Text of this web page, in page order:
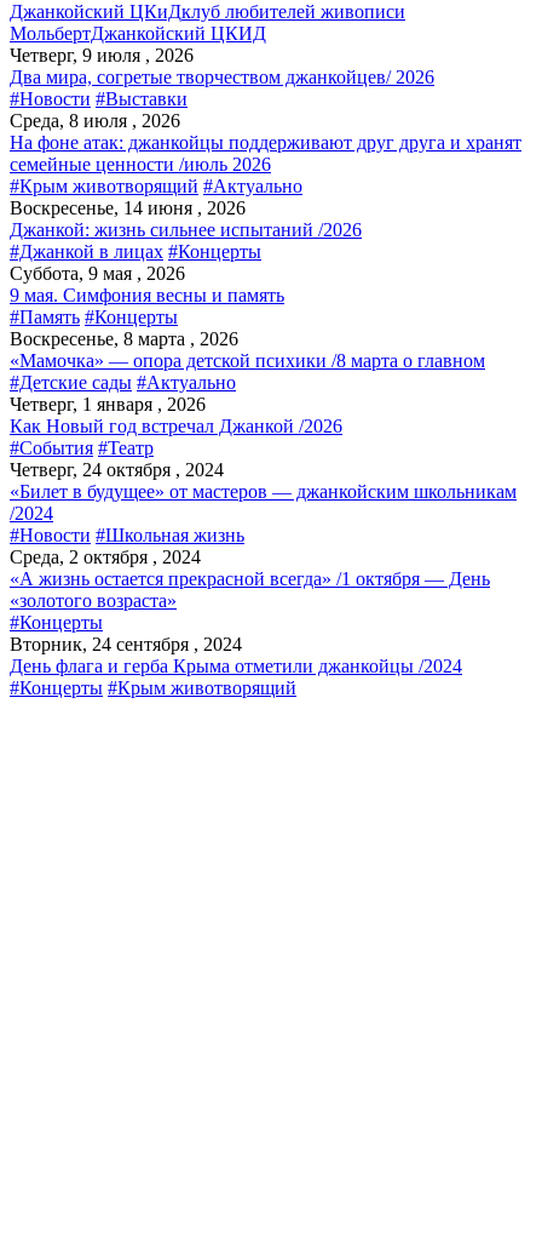
Джанкойский ЦКиДклуб любителей живописи
МольбертДжанкойский ЦКИД
Четверг, 9 июля , 2026
Два мира, согретые творчеством джанкойцев/ 2026
#Новости #Выставки
Среда, 8 июля , 2026
На фоне атак: джанкойцы поддерживают друг друга и хранят
семейные ценности /июль 2026
#Крым животворящий #Актуально
Воскресенье, 14 июня , 2026
Джанкой: жизнь сильнее испытаний /2026
#Джанкой в лицах #Концерты
Суббота, 9 мая , 2026
9 мая. Симфония весны и память
#Память #Концерты
Воскресенье, 8 марта , 2026
«Мамочка» — опора детской психики /8 марта о главном
#Детские сады #Актуально
Четверг, 1 января , 2026
Как Новый год встречал Джанкой /2026
#События #Театр
Четверг, 24 октября , 2024
«Билет в будущее» от мастеров — джанкойским школьникам
/2024
#Новости #Школьная жизнь
Среда, 2 октября , 2024
«А жизнь остается прекрасной всегда» /1 октября — День
«золотого возраста»
#Концерты
Вторник, 24 сентября , 2024
День флага и герба Крыма отметили джанкойцы /2024
#Концерты #Крым животворящий